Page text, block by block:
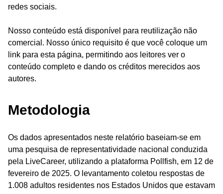
redes sociais.
Nosso conteúdo está disponível para reutilização não
comercial. Nosso único requisito é que você coloque um
link para esta página, permitindo aos leitores ver o
conteúdo completo e dando os créditos merecidos aos
autores.
Metodologia
Os dados apresentados neste relatório baseiam-se em
uma pesquisa de representatividade nacional conduzida
pela LiveCareer, utilizando a plataforma Pollfish, em 12 de
fevereiro de 2025. O levantamento coletou respostas de
1.008 adultos residentes nos Estados Unidos que estavam